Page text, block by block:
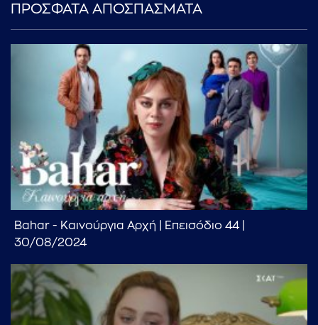
ΠΡΟΣΦΑΤΑ ΑΠΟΣΠΑΣΜΑΤΑ
Bahar - Καινούργια Αρχή | Επεισόδιο 44 |
30/08/2024